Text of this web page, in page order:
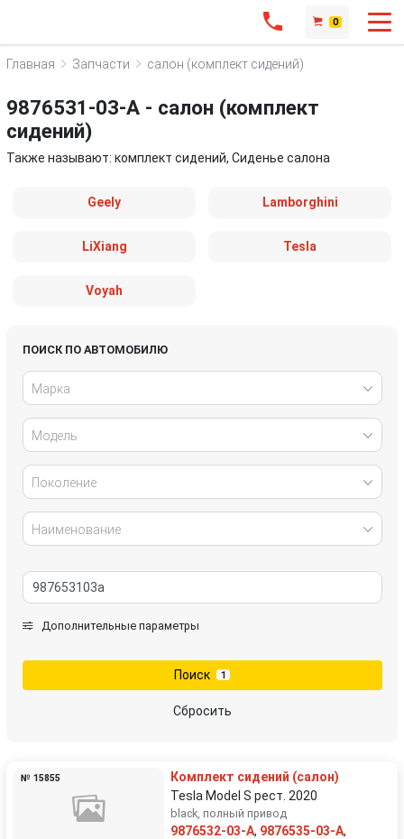
0
Главная Запчасти салон (комплект сидений)
9876531-03-A - салон (комплект
сидений)
Также называют: комплект сидений, Cиденье салона
Geely Lamborghini
LiXiang Tesla
Voyah
ПОИСК ПО АВТОМОБИЛЮ
Марка
Модель
Поколение
Наименование
Дополнительные параметры
Поиск 1
Сбросить
№ 15855
Комплект сидений (салон)
Tesla Model S рест. 2020
black, полный привод
9876532-03-A, 9876535-03-A,